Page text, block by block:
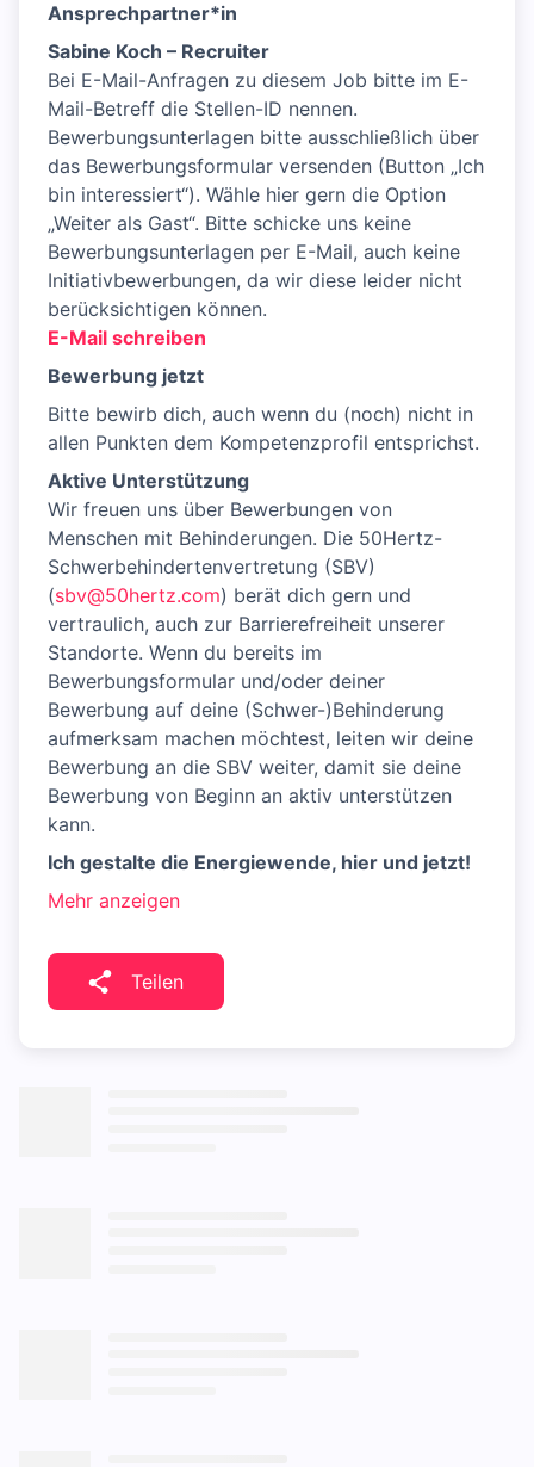
Ansprechpartner*in
Sabine Koch – Recruiter
Bei E-Mail-Anfragen zu diesem Job bitte im E-
Mail-Betreff die Stellen-ID nennen.
Bewerbungsunterlagen bitte ausschließlich über
das Bewerbungsformular versenden (Button „Ich
bin interessiert“). Wähle hier gern die Option
„Weiter als Gast“. Bitte schicke uns keine
Bewerbungsunterlagen per E-Mail, auch keine
Initiativbewerbungen, da wir diese leider nicht
berücksichtigen können.
E-Mail schreiben
Bewerbung jetzt
Bitte bewirb dich, auch wenn du (noch) nicht in
allen Punkten dem Kompetenzprofil entsprichst.
Aktive Unterstützung
Wir freuen uns über Bewerbungen von
Menschen mit Behinderungen. Die 50Hertz-
Schwerbehindertenvertretung (SBV)
(sbv@50hertz.com) berät dich gern und
vertraulich, auch zur Barrierefreiheit unserer
Standorte. Wenn du bereits im
Bewerbungsformular und/oder deiner
Bewerbung auf deine (Schwer-)Behinderung
aufmerksam machen möchtest, leiten wir deine
Bewerbung an die SBV weiter, damit sie deine
Bewerbung von Beginn an aktiv unterstützen
kann.
Ich gestalte die Energiewende, hier und jetzt!
Mehr anzeigen
Teilen